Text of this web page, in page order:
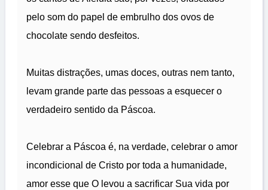
pelo som do papel de embrulho dos ovos de
chocolate sendo desfeitos.
Muitas distrações, umas doces, outras nem tanto,
levam grande parte das pessoas a esquecer o
verdadeiro sentido da Páscoa.
Celebrar a Páscoa é, na verdade, celebrar o amor
incondicional de Cristo por toda a humanidade,
amor esse que O levou a sacrificar Sua vida por